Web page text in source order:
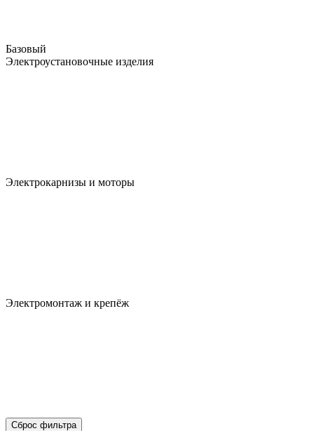
Базовый
Электроустановочные изделия
Электрокарнизы и моторы
Электромонтаж и крепёж
Сброс фильтра